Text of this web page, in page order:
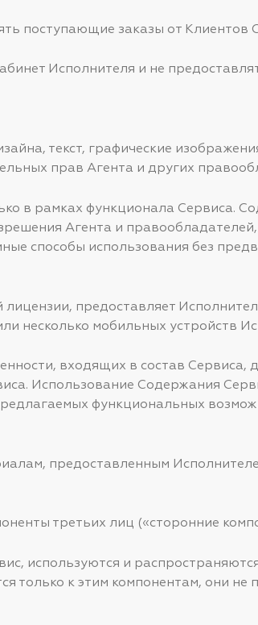
поступающие заказы от Клиентов
Исполнителя и не
текст, графические
прав Агента и других
в рамках функционала Сервиса.
Агента и
способы использования без
лицензии, предоставляет
несколько мобильных устройств
входящих в состав Сервиса,
Использование Содержания
функциональных
предоставленным
третьих лиц («сторонние
используются и
только к этим компонентам, они